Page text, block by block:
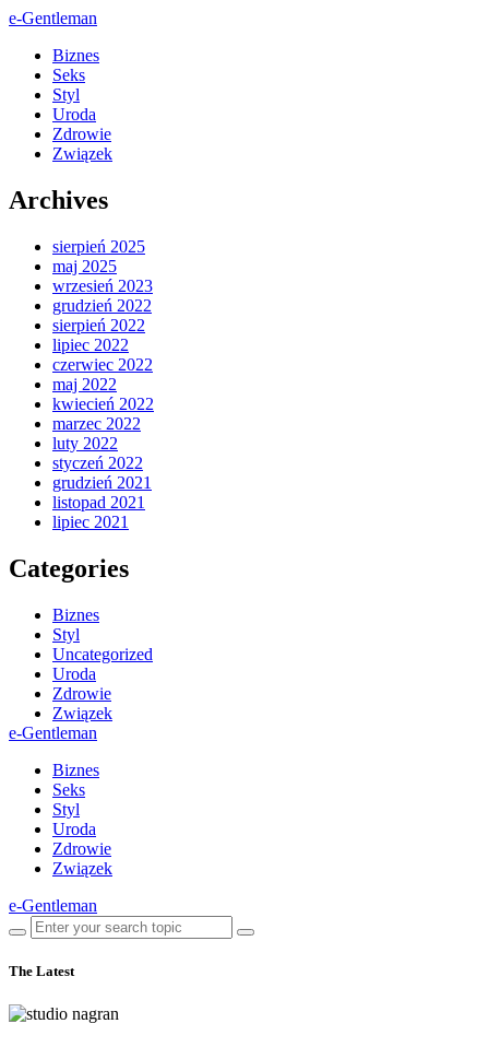
e-Gentleman
Biznes
Seks
Styl
Uroda
Zdrowie
Związek
Archives
sierpień 2025
maj 2025
wrzesień 2023
grudzień 2022
sierpień 2022
lipiec 2022
czerwiec 2022
maj 2022
kwiecień 2022
marzec 2022
luty 2022
styczeń 2022
grudzień 2021
listopad 2021
lipiec 2021
Categories
Biznes
Styl
Uncategorized
Uroda
Zdrowie
Związek
e-Gentleman
Biznes
Seks
Styl
Uroda
Zdrowie
Związek
e-Gentleman
The Latest